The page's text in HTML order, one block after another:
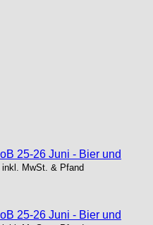
Juni - Bier und
inkl. MwSt. & Pfand
Juni - Bier und